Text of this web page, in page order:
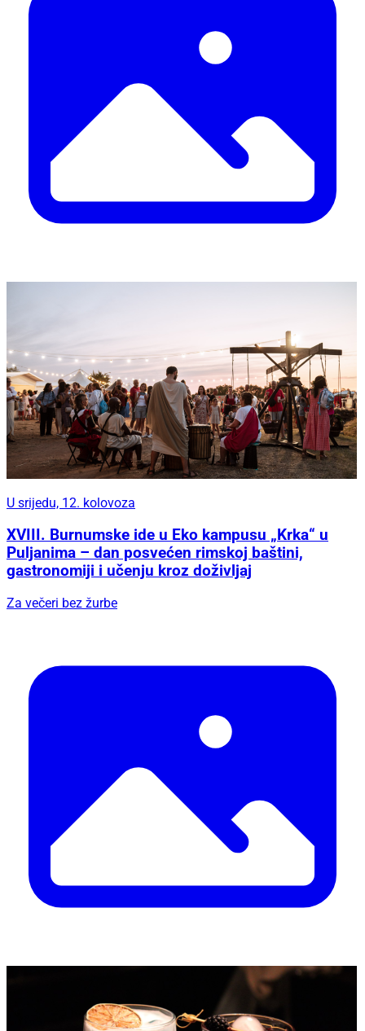
U srijedu, 12. kolovoza
XVIII. Burnumske ide u Eko kampusu „Krka“ u
Puljanima – dan posvećen rimskoj baštini,
gastronomiji i učenju kroz doživljaj
Za večeri bez žurbe